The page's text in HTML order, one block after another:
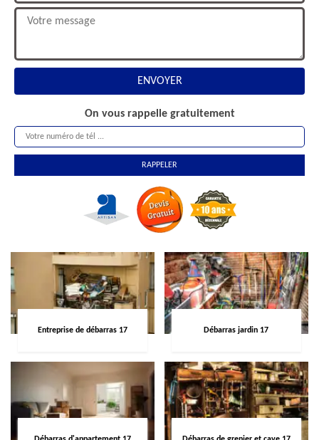
On vous rappelle gratuitement
Entreprise de débarras 17 Débarras jardin 17